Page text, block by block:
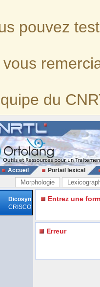
pouvez
vous
du
Accueil Portail lexical
Morphologie
Dicosyn
CRISCO
Entrez une
Erreur